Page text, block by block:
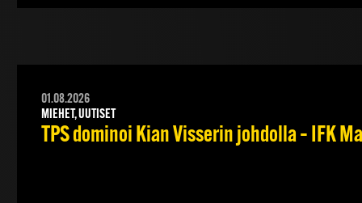
01.08.2026
MIEHET, UUTISET
TPS dominoi Kian Visserin johdolla – IFK